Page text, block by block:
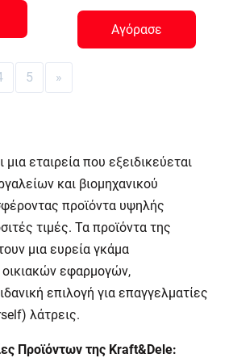
Αγόρασε
5 »
μια εταιρεία που εξειδικεύεται
και βιομηχανικού
προϊόντα υψηλής
τιμές. Τα προϊόντα της
μια ευρεία γκάμα
οικιακών εφαρμογών,
επιλογή για επαγγελματίες
) λάτρεις.
Προϊόντων της Kraft&Dele: